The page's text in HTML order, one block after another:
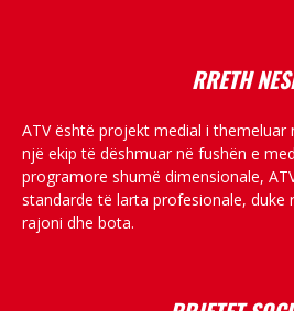
RRETH
ATV është projekt medial i themeluar
një ekip të dëshmuar në fushën e
programore shumë dimensionale,
standarde të larta profesionale, duke
rajoni dhe bota.